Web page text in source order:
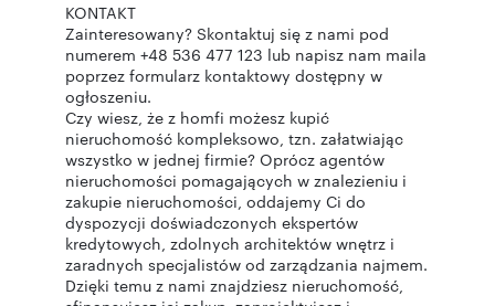
KONTAKT
Zainteresowany? Skontaktuj się z nami pod
numerem +48 536 477 123 lub napisz nam maila
poprzez formularz kontaktowy dostępny w
ogłoszeniu.
Czy wiesz, że z homfi możesz kupić
nieruchomość kompleksowo, tzn. załatwiając
wszystko w jednej firmie? Oprócz agentów
nieruchomości pomagających w znalezieniu i
zakupie nieruchomości, oddajemy Ci do
dyspozycji doświadczonych ekspertów
kredytowych, zdolnych architektów wnętrz i
zaradnych specjalistów od zarządzania najmem.
Dzięki temu z nami znajdziesz nieruchomość,